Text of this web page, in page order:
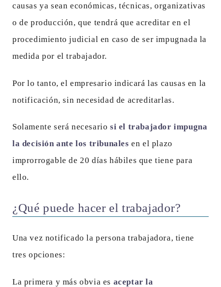
causas ya sean económicas, técnicas, organizativas
o de producción, que tendrá que acreditar en el
procedimiento judicial en caso de ser impugnada la
medida por el trabajador.
Por lo tanto, el empresario indicará las causas en la
notificación, sin necesidad de acreditarlas.
Solamente será necesario si el trabajador impugna
la decisión ante los tribunales en el plazo
improrrogable de 20 días hábiles que tiene para
ello.
¿Qué puede hacer el trabajador?
Una vez notificado la persona trabajadora, tiene
tres opciones:
La primera y más obvia es aceptar la